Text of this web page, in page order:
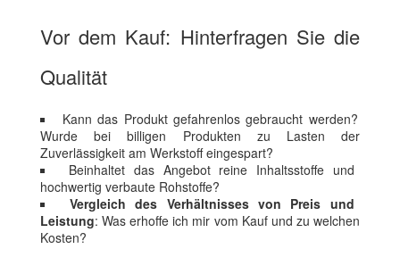
Vor dem Kauf: Hinterfragen Sie die
Qualität
Kann das Produkt gefahrenlos gebraucht werden?
Wurde bei billigen Produkten zu Lasten der
Zuverlässigkeit am Werkstoff eingespart?
Beinhaltet das Angebot reine Inhaltsstoffe und
hochwertig verbaute Rohstoffe?
Vergleich des Verhältnisses von Preis und
Leistung: Was erhoffe ich mir vom Kauf und zu welchen
Kosten?